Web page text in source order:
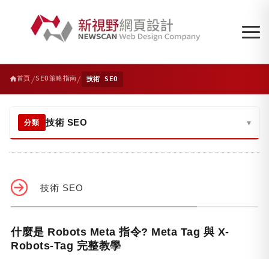
首頁 /SEO策略指南/ 技術 SEO
分類 技術 SEO ▾
技術 SEO
什麼是 Robots Meta 指令? Meta Tag 與 X-
Robots-Tag 完整教學